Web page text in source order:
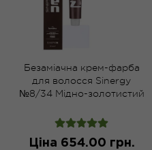
Безаміачна крем-фарба
для волосся Sinergy
№8/34 Мідно-золотистий
Ціна 654.00 грн.